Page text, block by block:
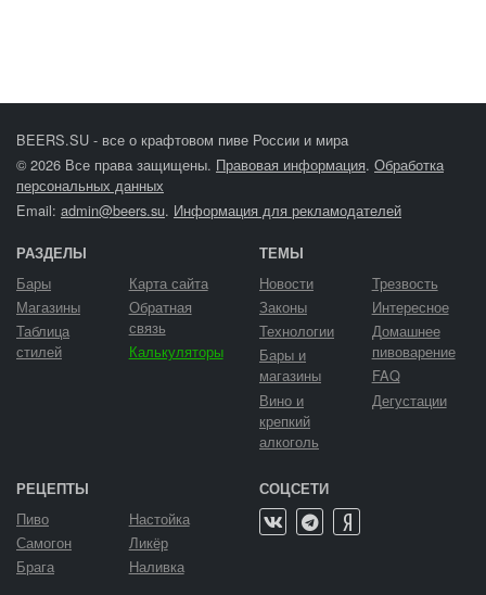
BEERS.SU - все о крафтовом пиве России и мира
© 2026 Все права защищены. Правовая информация. Обработка
персональных данных
Email: admin@beers.su. Информация для рекламодателей
РАЗДЕЛЫ
Бары
Магазины
Таблица
стилей
Карта сайта
Обратная
связь
Калькуляторы
ТЕМЫ
Новости
Законы
Технологии
Бары и
магазины
Вино и
крепкий
алкоголь
Трезвость
Интересное
Домашнее
пивоварение
FAQ
Дегустации
РЕЦЕПТЫ
Пиво
Самогон
Брага
Настойка
Ликёр
Наливка
СОЦСЕТИ